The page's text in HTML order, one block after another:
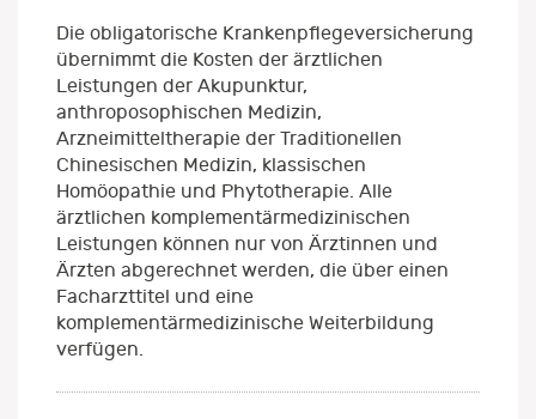
Die obligatorische Krankenpflegeversicherung
übernimmt die Kosten der ärztlichen
Leistungen der Akupunktur,
anthroposophischen Medizin,
Arzneimitteltherapie der Traditionellen
Chinesischen Medizin, klassischen
Homöopathie und Phytotherapie. Alle
ärztlichen komplementärmedizinischen
Leistungen können nur von Ärztinnen und
Ärzten abgerechnet werden, die über einen
Facharzttitel und eine
komplementärmedizinische Weiterbildung
verfügen.